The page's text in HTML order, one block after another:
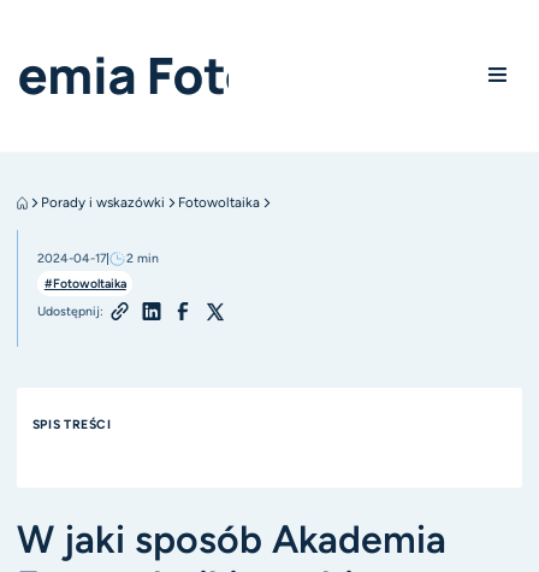
Porady i wskazówki Fotowoltaika
2024-04-17 2 min
#Fotowoltaika
Udostępnij:
SPIS TREŚCI
W jaki sposób Akademia